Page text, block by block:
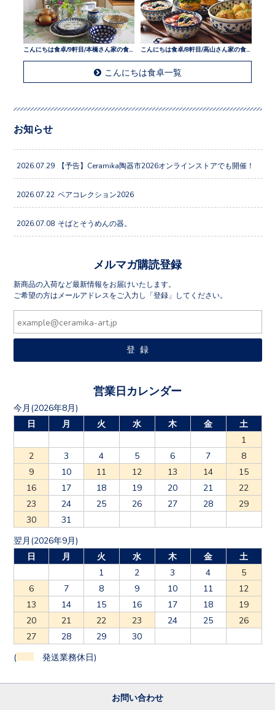
こんにちは食卓/9軒目/本橋さん家の食卓
こんにちは食卓一覧
お知らせ
2026.07.29 【予告】Ceramika陶器市2026オンラインストアでも開催！
2026.07.22 ペアコレクション2026
2026.07.08 そばとそうめんの器。
メルマガ購読登録
新商品の入荷など最新情報をお届けいたします。
ご希望の方はメールアドレスをご入力し「登録」してください。
営業日カレンダー
今月(2026年8月)
日
月 火 水 木 金
土
1
2
3 4 5 6 7
8
9
10 11 12 13 14
15
16
17 18 19 20 21
22
23
24 25 26 27 28
29
30
31
翌月(2026年9月)
日
月 火 水 木 金
土
1
2 3 4
5
6
7 8 9 10 11
12
13
14 15 16 17 18
19
20
21 22 23 24 25
26
27
28 29 30
( 発送業務休日)
お問い合わせ